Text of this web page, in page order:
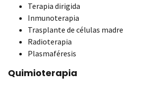
Terapia dirigida
Inmunoterapia
Trasplante de células madre
Radioterapia
Plasmaféresis
Quimioterapia